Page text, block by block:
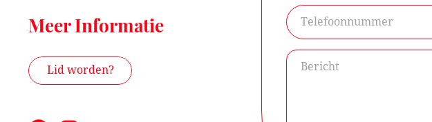
Meer Informatie
Lid worden?